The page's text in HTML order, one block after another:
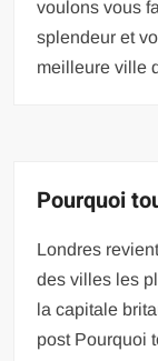
voulons vous
splendeur et
meilleure ville
Pourquoi
Londres
des villes les
la capitale
post Pourquoi